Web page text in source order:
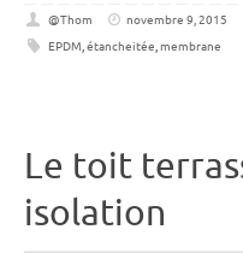
@Thom novembre 9, 2015
EPDM,étancheitée,membrane
Le toit
isolation